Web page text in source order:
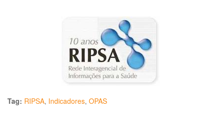
Tag: RIPSA, Indicadores, OPAS